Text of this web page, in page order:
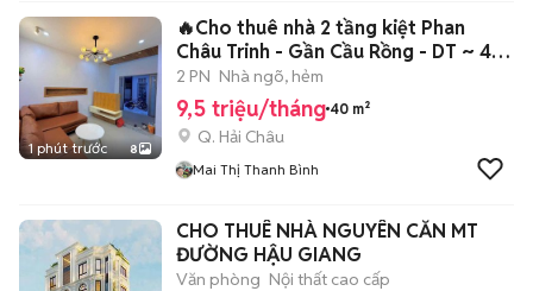
1 phút trước 8
🔥Cho thuê nhà 2 tầng kiệt Phan
Châu Trinh - Gần Cầu Rồng - DT ~ 40
m2
2 PN Nhà ngõ, hẻm
9,5 triệu/tháng 40 m²
Q. Hải Châu
Mai Thị Thanh Bình
CHO THUÊ NHÀ NGUYÊN CĂN MT
ĐƯỜNG HẬU GIANG
Văn phòng Nội thất cao cấp